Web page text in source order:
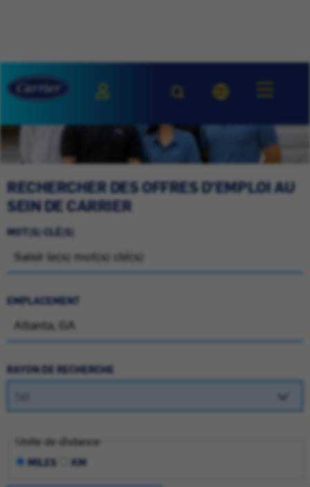
RECHERCHER DES OFFRES D'EMPLOI AU
SEIN DE CARRIER
MOT(S) CLÉ(S)
EMPLACEMENT
RAYON DE RECHERCHE
Unite de distance
MILES KM